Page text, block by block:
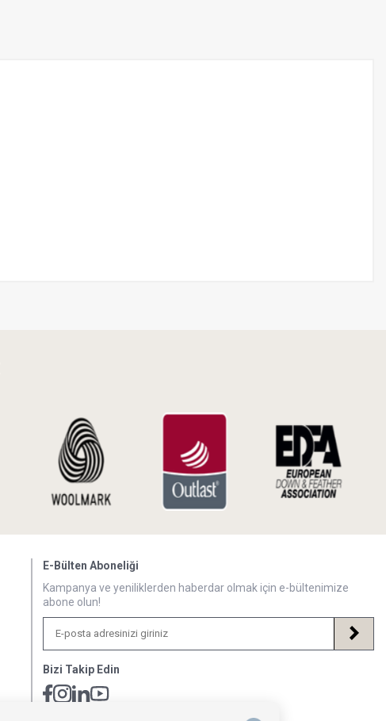
E-Bülten Aboneliği
Kampanya ve yeniliklerden haberdar olmak için e-bültenimize
abone olun!
Bizi Takip Edin